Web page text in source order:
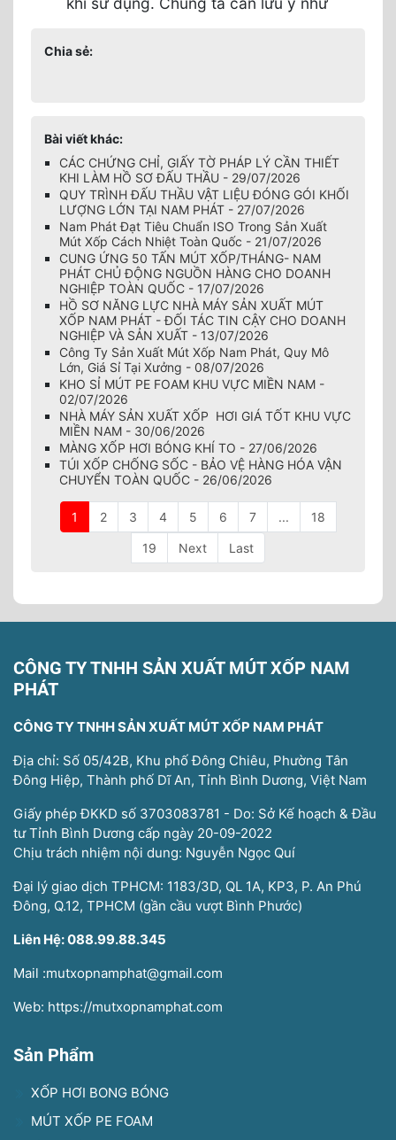
Chia sẻ:
Bài viết khác:
CÁC CHỨNG CHỈ, GIẤY TỜ PHÁP LÝ CẦN THIẾT
KHI LÀM HỒ SƠ ĐẤU THẦU - 29/07/2026
QUY TRÌNH ĐẤU THẦU VẬT LIỆU ĐÓNG GÓI KHỐI
LƯỢNG LỚN TẠI NAM PHÁT - 27/07/2026
Nam Phát Đạt Tiêu Chuẩn ISO Trong Sản Xuất
Mút Xốp Cách Nhiệt Toàn Quốc - 21/07/2026
CUNG ỨNG 50 TẤN MÚT XỐP/THÁNG- NAM
PHÁT CHỦ ĐỘNG NGUỒN HÀNG CHO DOANH
NGHIỆP TOÀN QUỐC - 17/07/2026
HỒ SƠ NĂNG LỰC NHÀ MÁY SẢN XUẤT MÚT
XỐP NAM PHÁT - ĐỐI TÁC TIN CẬY CHO DOANH
NGHIỆP VÀ SẢN XUẤT - 13/07/2026
Công Ty Sản Xuất Mút Xốp Nam Phát, Quy Mô
Lớn, Giá Sỉ Tại Xưởng - 08/07/2026
KHO SỈ MÚT PE FOAM KHU VỰC MIỀN NAM -
02/07/2026
NHÀ MÁY SẢN XUẤT XỐP HƠI GIÁ TỐT KHU VỰC
MIỀN NAM - 30/06/2026
MÀNG XỐP HƠI BÓNG KHÍ TO - 27/06/2026
TÚI XỐP CHỐNG SỐC - BẢO VỆ HÀNG HÓA VẬN
CHUYỂN TOÀN QUỐC - 26/06/2026
1 2 3 4 5 6 7 ... 18
19 Next Last
CÔNG TY TNHH SẢN XUẤT MÚT XỐP NAM
PHÁT
CÔNG TY TNHH SẢN XUẤT MÚT XỐP NAM PHÁT
Địa chỉ: Số 05/42B, Khu phố Đông Chiêu, Phường Tân
Đông Hiệp, Thành phố Dĩ An, Tỉnh Bình Dương, Việt Nam
Giấy phép ĐKKD số 3703083781 - Do: Sở Kế hoạch & Đầu
tư Tỉnh Bình Dương cấp ngày 20-09-2022
Chịu trách nhiệm nội dung: Nguyễn Ngọc Quí
Đại lý giao dịch TPHCM: 1183/3D, QL 1A, KP3, P. An Phú
Đông, Q.12, TPHCM (gần cầu vượt Bình Phước)
Liên Hệ: 088.99.88.345
Mail :mutxopnamphat@gmail.com
Web: https://mutxopnamphat.com
Sản Phẩm
XỐP HƠI BONG BÓNG
MÚT XỐP PE FOAM